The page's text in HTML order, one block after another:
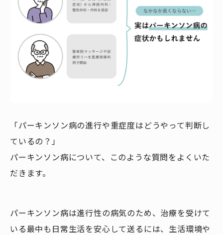
「パーキンソン病の進行や重症度はどうやって判断し
ているの？」
パーキンソン病について、このような質問をよくいた
だきます。
パーキンソン病は進行性の病気のため、治療を受けて
いる最中も日常生活を安心して送るには、生活環境や